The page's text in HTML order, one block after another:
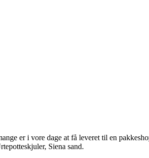
er i vore dage at få leveret til en
Siena sand.